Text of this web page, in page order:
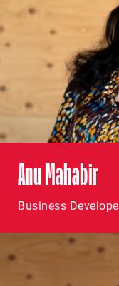
Anu Mahabir
Business